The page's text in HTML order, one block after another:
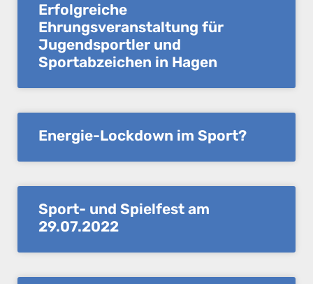
Erfolgreiche
Ehrungsveranstaltung für
Jugendsportler und
Sportabzeichen in Hagen
Energie-Lockdown im Sport?
Sport- und Spielfest am
29.07.2022